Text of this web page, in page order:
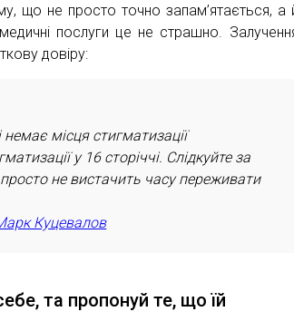
що не просто точно запам’ятається, а
послуги це не страшно.
довіру:
місця стигматизації
у 16 сторіччі. Слідкуйте за
не вистачить часу переживати
Куцевалов
та пропонуй те, що їй